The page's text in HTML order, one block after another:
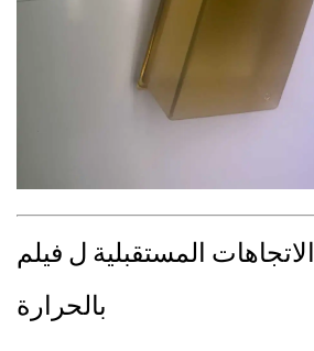
الاتجاهات المستقبلية ل فيلم PET مغلف
بالحرارة